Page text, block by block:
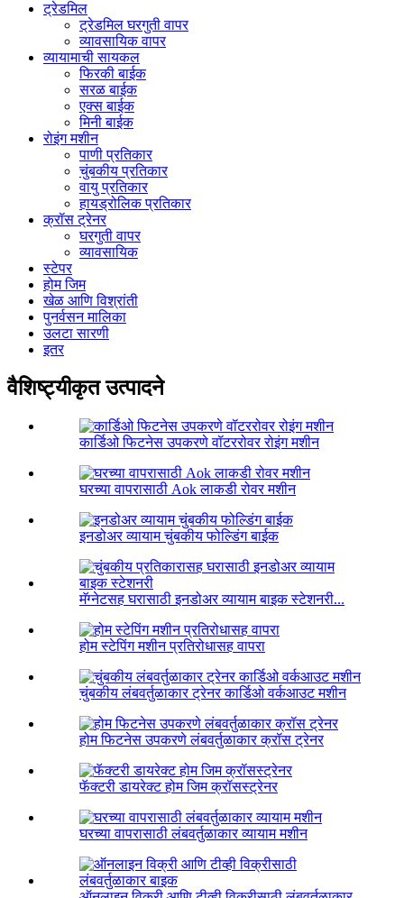
ट्रेडमिल
ट्रेडमिल घरगुती वापर
व्यावसायिक वापर
व्यायामाची सायकल
फिरकी बाईक
सरळ बाईक
एक्स बाईक
मिनी बाईक
रोइंग मशीन
पाणी प्रतिकार
चुंबकीय प्रतिकार
वायु प्रतिकार
हायड्रोलिक प्रतिकार
क्रॉस ट्रेनर
घरगुती वापर
व्यावसायिक
स्टेपर
होम जिम
खेळ आणि विश्रांती
पुनर्वसन मालिका
उलटा सारणी
इतर
वैशिष्ट्यीकृत उत्पादने
कार्डिओ फिटनेस उपकरणे वॉटररोवर रोइंग मशीन
घरच्या वापरासाठी Aok लाकडी रोवर मशीन
इनडोअर व्यायाम चुंबकीय फोल्डिंग बाईक
मॅग्नेटसह घरासाठी इनडोअर व्यायाम बाइक स्टेशनरी...
होम स्टेपिंग मशीन प्रतिरोधासह वापरा
चुंबकीय लंबवर्तुळाकार ट्रेनर कार्डिओ वर्कआउट मशीन
होम फिटनेस उपकरणे लंबवर्तुळाकार क्रॉस ट्रेनर
फॅक्टरी डायरेक्ट होम जिम क्रॉसस्ट्रेनर
घरच्या वापरासाठी लंबवर्तुळाकार व्यायाम मशीन